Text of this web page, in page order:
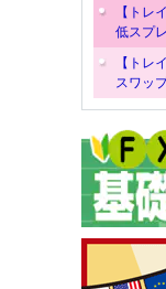
【トレ
低スプ
【トレ
スワッ